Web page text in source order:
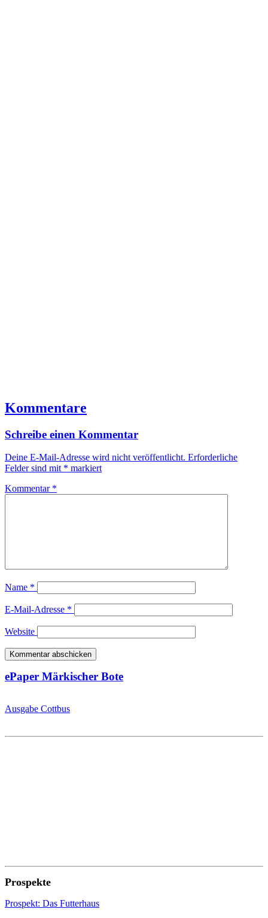
Kommentare
Schreibe einen Kommentar
Deine E-Mail-Adresse wird nicht veröffentlicht. Erforderliche
Felder sind mit * markiert
Kommentar *
Name *
E-Mail-Adresse *
Website
ePaper Märkischer Bote
Ausgabe Cottbus
Prospekte
Prospekt: Das Futterhaus